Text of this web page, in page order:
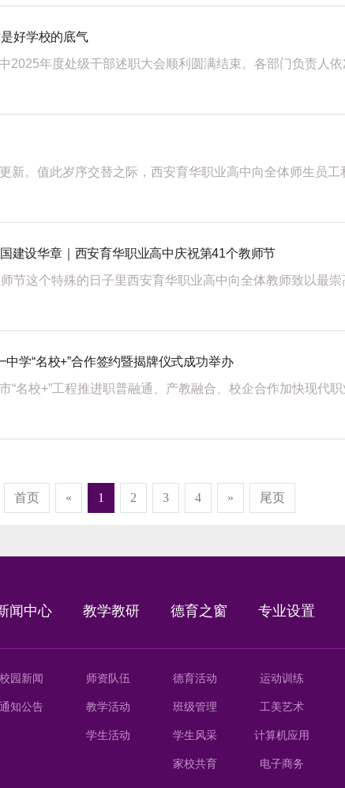
好学校的底气
建设华章｜西安育华职业高中庆祝第41个教师节
学“名校+”合作签约暨揭牌仪式成功举办
首页 « 1 2 3 4 » 尾页
闻中心 教学教研 德育之窗 专业设置
校园新闻
通知公告
师资队伍
教学活动
学生活动
德育活动
班级管理
学生风采
家校共育
运动训练
工美艺术
计算机应用
电子商务